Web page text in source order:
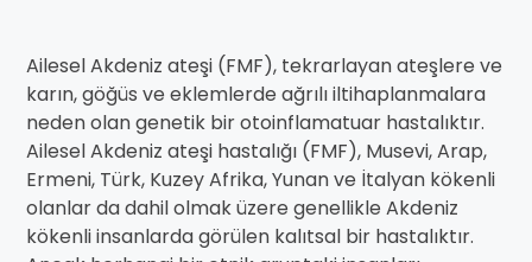
Ailesel Akdeniz ateşi (FMF), tekrarlayan ateşlere ve
karın, göğüs ve eklemlerde ağrılı iltihaplanmalara
neden olan genetik bir otoinflamatuar hastalıktır.
Ailesel Akdeniz ateşi hastalığı (FMF), Musevi, Arap,
Ermeni, Türk, Kuzey Afrika, Yunan ve İtalyan kökenli
olanlar da dahil olmak üzere genellikle Akdeniz
kökenli insanlarda görülen kalıtsal bir hastalıktır.